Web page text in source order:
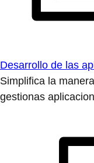
Desarrollo de las
Simplifica la
gestionas